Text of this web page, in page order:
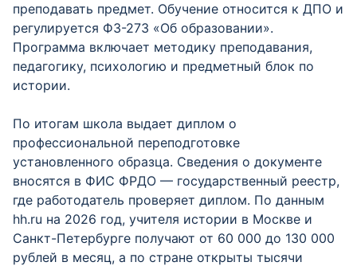
преподавать предмет. Обучение относится к ДПО и
регулируется ФЗ-273 «Об образовании».
Программа включает методику преподавания,
педагогику, психологию и предметный блок по
истории.
По итогам школа выдает диплом о
профессиональной переподготовке
установленного образца. Сведения о документе
вносятся в ФИС ФРДО — государственный реестр,
где работодатель проверяет диплом. По данным
hh.ru на 2026 год, учителя истории в Москве и
Санкт-Петербурге получают от 60 000 до 130 000
рублей в месяц, а по стране открыты тысячи